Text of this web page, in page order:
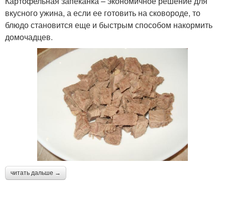
вкусного ужина, а если ее готовить на сковороде, то
блюдо становится еще и быстрым способом накормить
домочадцев.
читать дальше →